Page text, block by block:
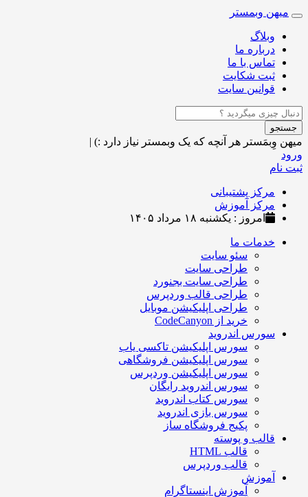
Toggle
navigation
میهن وبمستر
وبلاگ
درباره ما
تماس با ما
ثبت شکایت
قوانین سایت
جستجو
میهن وِبمَستر هر آنچه که یک وبمستر نیاز دارد :) |
ورود
ثبت نام
مرکز پشتیبانی
مرکز آموزش
امروز : یکشنبه ۱۸ مرداد ۱۴۰۵
خدمات ما
سئو سایت
طراحی سایت
طراحی سایت بجنورد
طراحی قالب وردپرس
طراحی اپلیکیشن موبایل
خرید از CodeCanyon
سورس اندروید
سورس اپلیکیشن تاکسی یاب
سورس اپلیکیشن فروشگاهی
سورس اپلیکیشن وردپرس
سورس اندروید رایگان
سورس کتاب اندروید
سورس بازی اندروید
پکیج فروشگاه ساز
قالب و پوسته
قالب HTML
قالب وردپرس
آموزش
آموزش اینستاگرام